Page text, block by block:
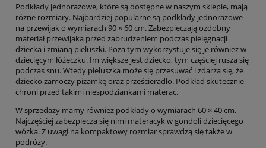
Podkłady jednorazowe, które są dostępne w naszym sklepie, mają
różne rozmiary. Najbardziej popularne są podkłady jednorazowe
na przewijak o wymiarach 90 × 60 cm. Zabezpieczają ozdobny
materiał przewijaka przed zabrudzeniem podczas pielęgnacji
dziecka i zmianą pieluszki. Poza tym wykorzystuje się je również w
dziecięcym łóżeczku. Im większe jest dziecko, tym częściej rusza się
podczas snu. Wtedy pieluszka może się przesuwać i zdarza się, że
dziecko zamoczy piżamkę oraz prześcieradło. Podkład skutecznie
chroni przed takimi niespodziankami materac.
W sprzedaży mamy również podkłady o wymiarach 60 × 40 cm.
Najczęściej zabezpiecza się nimi materacyk w gondoli dziecięcego
wózka. Z uwagi na kompaktowy rozmiar sprawdzą się także w
podróży.